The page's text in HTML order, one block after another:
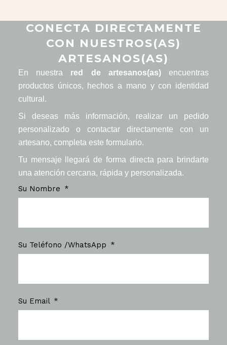
CONECTA DIRECTAMENTE
CON NUESTROS(AS)
ARTESANOS(AS)
En nuestra red de artesanos(as)encuentras
productos únicos, hechos a mano y con identidad
cultural.
Si deseas más información, realizar un pedido
personalizado o contactar directamente con un
artesano, completa este formulario.
Tu mensaje llegará de forma directa para brindarte
una atención cercana, rápida y personalizada.
Su Nombre
Su Teléfono /WhatsApp
Su Email